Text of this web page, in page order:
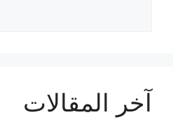
آخر المقالات